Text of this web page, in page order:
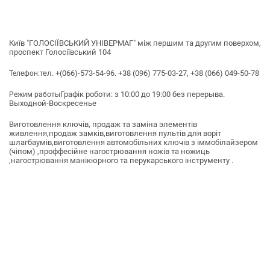
Київ "ГОЛОСІЇВСЬКИЙ УНІВЕРМАГ" між першим та другим поверхом,
проспект Голосіївський 104
Телефон:тел. +(066)-573-54-96. +38 (096) 775-03-27, +38 (066) 049-50-78
Режим работыГрафік роботи: з 10:00 до 19:00 без перерыва.
Выходной-Воскресенье
Виготовлення ключів, продаж та заміна элементів
живлення,продаж замків,виготовлення пультів для воріт
шлагбаумів,виготовлення автомобільних ключів з іммобілайзером
(чіпом) ,проффесійне нагострювання ножів та ножиць
,нагострювання манікюрного та перукарського інструменту .